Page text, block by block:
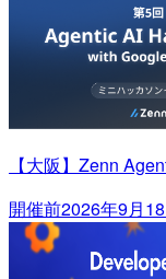
【大阪】Zenn
開催前2026年9月